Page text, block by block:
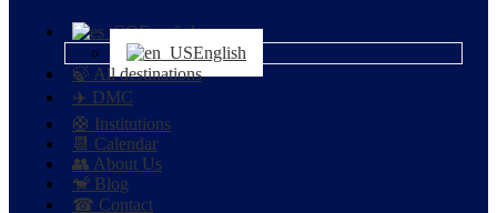
Español
English
🍃 All destinations
✈️ DMC
🛟 Institutions
📆 Calendar
👥 About Us
🐒 Blog
☎ Contact